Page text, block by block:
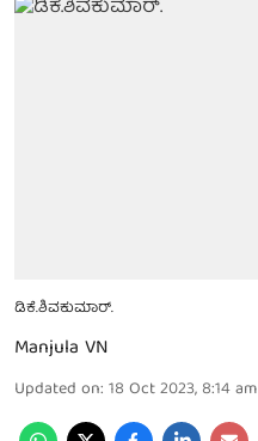
ಡಿಕೆ.ಶಿವಕುಮಾರ್.
Manjula VN
Updated on: 18 Oct 2023, 8:14 am